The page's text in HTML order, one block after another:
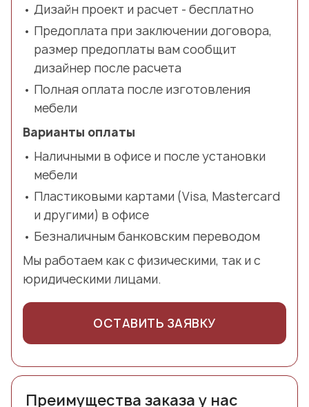
Дизайн проект и расчет - бесплатно
Предоплата при заключении договора,
размер предоплаты вам сообщит
дизайнер после расчета
Полная оплата после изготовления
мебели
Варианты оплаты
Наличными в офисе и после установки
мебели
Пластиковыми картами (Visa, Mastercard
и другими) в офисе
Безналичным банковским переводом
Мы работаем как с физическими, так и с
юридическими лицами.
ОСТАВИТЬ ЗАЯВКУ
Преимущества заказа у нас